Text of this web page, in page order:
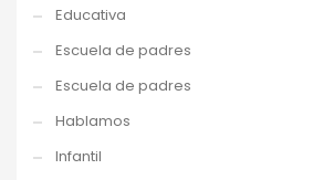
Educativa
Escuela de padres
Escuela de padres
Hablamos
Infantil